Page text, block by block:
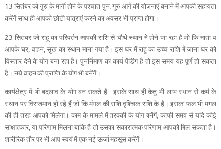
13 सितंबर को गुरु के मार्गी होने के पश्चात पुन: गुरु आगे की योजनाएं बनाने में आपकी सहायता
करेंगें साथ ही आपको छोटी यात्राएं करने का अवसर भी प्राप्त होगा।
23 सितंबर को राहू का परिवर्तन आपकी राशि से चौथे स्थान में होने जा रहा है जो कि माता व
आपके घर, वाहन, सुख का स्थान माना गया है। इस घर में राहू का उच्च राशि में जाना घर को
विस्तार देने के योग बना रहा है। पुनर्निमाण का कार्य पेंडिंग है तो इस समय यह पूर्ण हो सकता
है। नये वाहन की प्राप्ति के योग भी बनेंगें।
कार्यक्षेत्र में भी बदलाव के योग बन सकते हैं। इसके साथ ही केतु भी लाभ स्थान से कर्म के
स्थान पर विराजमान हो रहे हैं जो कि मंगल की राशि वृश्चिक राशि के हैं। इसका फल भी मंगल
की ही तरह आपको मिलेगा। काम के मामले में तरक्की के योग बनेंगें, काफी समय से यदि कोई
साक्षात्कार, या परिणाम मिलना बाकि है तो उसका सकारात्मक परिणाम आपको मिल सकता है।
शारीरिक तौर पर भी आप स्वयं में एक नई ऊर्जा महसूस करेंगें।